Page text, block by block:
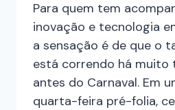
Para quem tem
inovação e tecnologia
a sensação é de que o
está correndo há muito
antes do Carnaval. Em
quarta-feira pré-folia,